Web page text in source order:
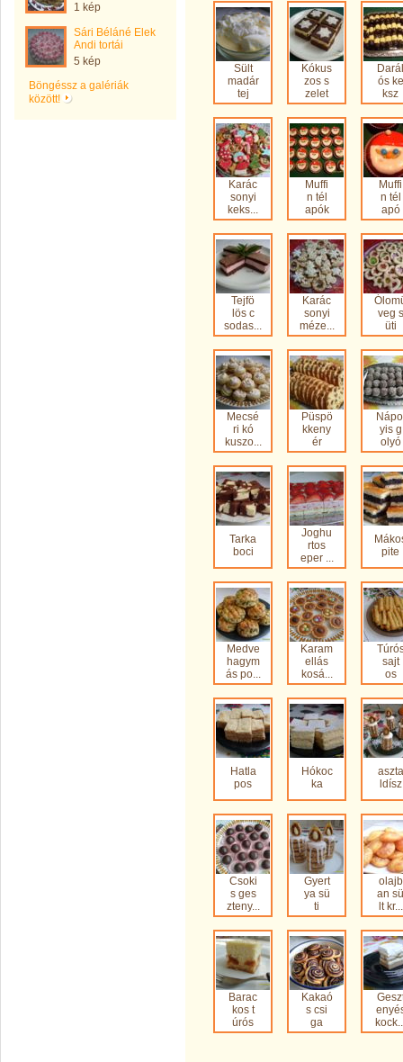
1 kép
Sári Béláné Elek
Andi tortái
5 kép
Böngéssz a galériák
között!
Sült
madár
tej
Kókus
zos s
zelet
Darál
ós ke
ksz
Karác
sonyi
keks...
Muffi
n tél
apók
Muffi
n tél
apó
Tejfö
lös c
sodas...
Karác
sonyi
méze...
veg s
üti
Mecsé
ri kó
kuszo...
Püspö
kkeny
ér
yis g
olyó
Tarka
boci
Joghu
rtos
eper ...
pite
Medve
hagym
ás po...
Karam
ellás
kosá...
sajt
os
Hatla
pos
Hókoc
ka
aszta
ldísz
Csoki
s ges
zteny...
Gyert
ya sü
ti
olajb
an sü
lt kr...
Barac
kos t
úrós
Kakaó
s csi
ga